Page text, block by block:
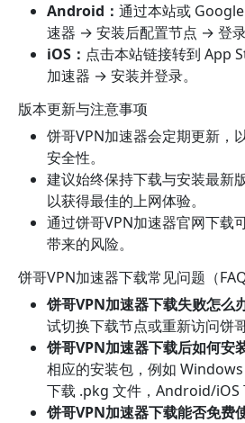
Android： 通过本站或
速器 → 安装后配置节点 → 登录
iOS： 点击本站链接转到 App
加速器 → 安装并登录。
版本更新与注意事项
饼哥VPN加速器会定期更新，
安全性。
建议始终保持下载与安装最新
以获得最佳的上网体验。
通过饼哥VPN加速器官网下载
带来的风险。
饼哥VPN加速器下载常见问题（FAQ
饼哥VPN加速器下载失败怎么
试切换下载节点或重新访问饼
饼哥VPN加速器下载后如何安
相应的安装包，例如
下载 .pkg 文件，Android/iOS
饼哥VPN加速器下载能否免费